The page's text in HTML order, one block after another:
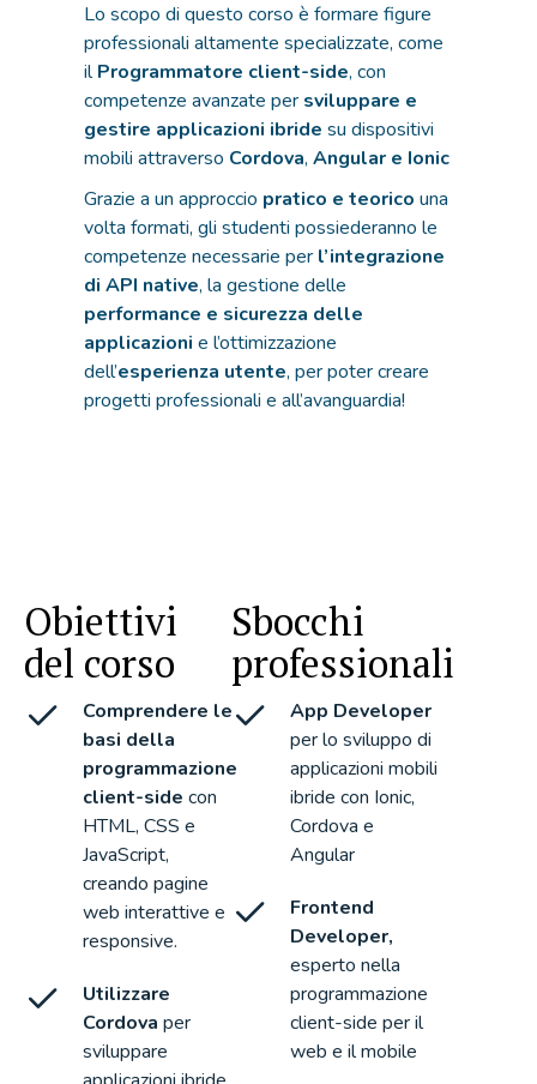
Lo scopo di questo corso è formare figure
professionali altamente specializzate, come
ilProgrammatore client-side, con
competenze avanzate per sviluppare e
gestire applicazioni ibride su dispositivi
mobili attraverso Cordova, Angular e Ionic
Grazie a un approccio pratico e teorico una
volta formati, gli studenti possiederanno le
competenze necessarie per l’integrazione
di API native, la gestione delle
performance e sicurezza delle
applicazioni e l’ottimizzazione
dell’esperienza utente, per poter creare
progetti professionali e all’avanguardia!
Obiettivi
del corso
Comprendere le
basi della
programmazione
client-side con
HTML, CSS e
JavaScript,
creando pagine
web interattive e
responsive.
Utilizzare
Cordova per
sviluppare
Sbocchi
professionali
App Developer
per lo sviluppo di
applicazioni mobili
ibride con Ionic,
Cordova e
Angular
Frontend
Developer,
esperto nella
programmazione
client-side per il
web e il mobile